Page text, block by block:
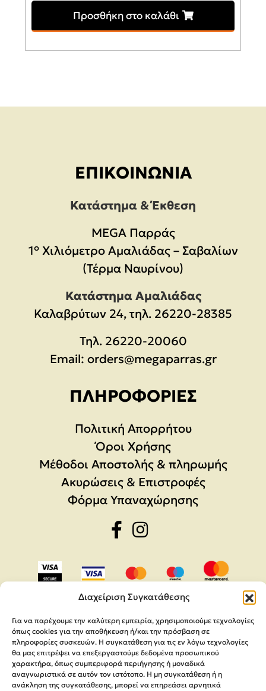
Διαχείριση Συγκατάθεσης
Για να παρέχουμε την καλύτερη εμπειρία, χρησιμοποιούμε τεχνολογίες
όπως cookies για την αποθήκευση ή/και την πρόσβαση σε
πληροφορίες συσκευών. Η συγκατάθεση για τις εν λόγω τεχνολογίες
θα μας επιτρέψει να επεξεργαστούμε δεδομένα προσωπικού
χαρακτήρα, όπως συμπεριφορά περιήγησης ή μοναδικά
αναγνωριστικά σε αυτόν τον ιστότοπο. Η μη συγκατάθεση ή η
ανάκληση της συγκατάθεσης, μπορεί να επηρεάσει αρνητικά
Προσθήκη στο καλάθι
ΕΠΙΚΟΙΝΩΝΊΑ
Κατάστημα & Έκθεση
MEGA Παρράς
1° Χιλιόμετρο Αμαλιάδας – Σαβαλίων
(Τέρμα Ναυρίνου)
Κατάστημα Αμαλιάδας
Καλαβρύτων 24, τηλ. 26220-28385
Τηλ. 26220-20060
Email: orders@megaparras.gr
ΠΛΗΡΟΦΟΡΊΕΣ
Πολιτική Απορρήτου
Όροι Χρήσης
Μέθοδοι Αποστολής & πληρωμής
Ακυρώσεις & Επιστροφές
Φόρμα Υπαναχώρησης